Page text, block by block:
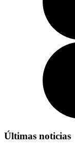
Últimas noticias